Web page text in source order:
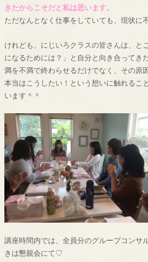
きたからこそだと私は思います。
ただなんとなく仕事をしていても、現状に
けれども、にじいろクラスの皆さんは、と
になるためには？」と自分と向き合ってき
満を不満で終わらせるだけでなく、その原
本当はこうしたい！という想いに触れるこ
います＾＾
講座時間内では、全員分のグループコンサ
きは懇親会にて♡